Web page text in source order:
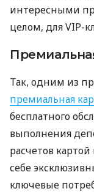
интересными
целом, для VIP-
Так, одним из
премиальная
бесплатного
выполнения
расчетов
себе
ключевые